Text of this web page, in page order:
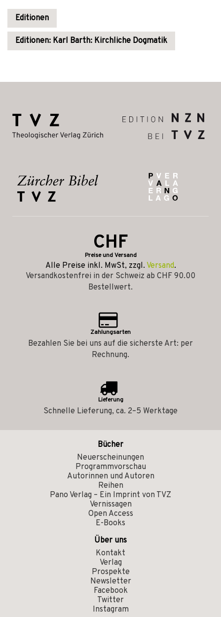
Editionen
Editionen: Karl Barth: Kirchliche Dogmatik
CHF
Preise und Versand
Alle Preise inkl. MwSt, zzgl. Versand.
Versandkostenfrei in der Schweiz ab CHF 90.00
Bestellwert.
Zahlungsarten
Bezahlen Sie bei uns auf die sicherste Art: per
Rechnung.
Lieferung
Schnelle Lieferung, ca. 2–5 Werktage
Bücher
Neuerscheinungen
Programmvorschau
Autorinnen und Autoren
Reihen
Pano Verlag – Ein Imprint von TVZ
Vernissagen
Open Access
E-Books
Über uns
Kontakt
Verlag
Prospekte
Newsletter
Facebook
Twitter
Instagram